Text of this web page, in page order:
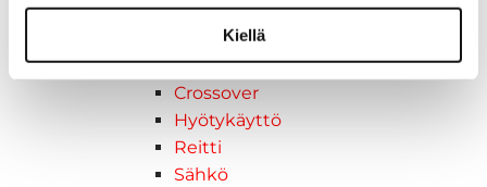
Kiellä
ADVENTURE ELECTRIC
2027 vuoden mallit
Syvä lumi
Crossover
Hyötykäyttö
Reitti
Sähkö